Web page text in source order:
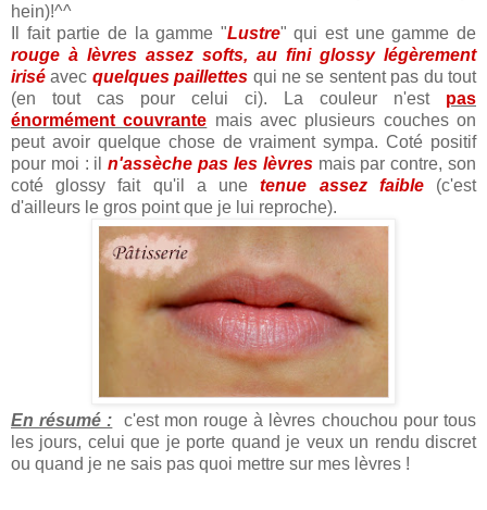
hein)!^^
Il fait partie de la gamme "Lustre" qui est une gamme de
rouge à lèvres assez softs, au fini glossy légèrement
irisé avec quelques paillettes qui ne se sentent pas du tout
(en tout cas pour celui ci). La couleur n'est pas
énormément couvrante mais avec plusieurs couches on
peut avoir quelque chose de vraiment sympa. Coté positif
pour moi : iln'assèche pas les lèvresmais par contre, son
coté glossy fait qu'il a unetenue assez faible (c'est
d'ailleurs le gros point que je lui reproche).
En résumé : c'est mon rouge à lèvres chouchou pour tous
les jours, celui que je porte quand je veux un rendu discret
ou quand je ne sais pas quoi mettre sur mes lèvres !